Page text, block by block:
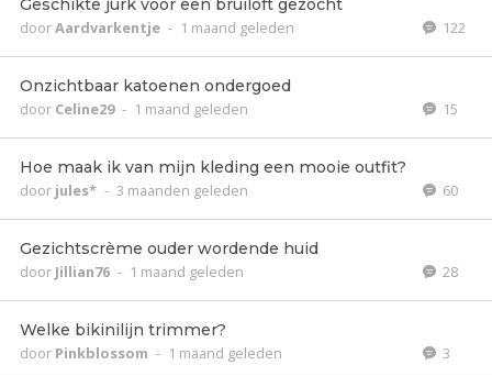
Geschikte jurk voor een bruiloft gezocht
doorAardvarkentje - 1 maand geleden 122
Onzichtbaar katoenen ondergoed
door Celine29 - 1 maand geleden 15
Hoe maak ik van mijn kleding een mooie outfit?
door jules* - 3 maanden geleden 60
Gezichtscrème ouder wordende huid
door Jillian76 - 1 maand geleden 28
Welke bikinilijn trimmer?
door Pinkblossom - 1 maand geleden 3